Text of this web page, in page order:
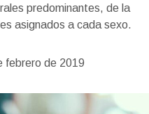
predominantes, de la
asignados a cada sexo.
febrero de 2019